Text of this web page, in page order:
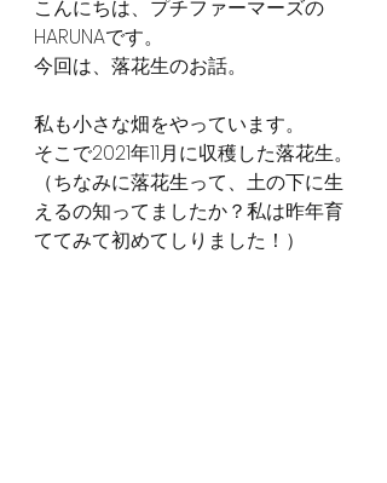
こんにちは、プチファーマーズの
HARUNAです。
今回は、落花生のお話。
私も小さな畑をやっています。
そこで2021年11月に収穫した落花生。
（ちなみに落花生って、土の下に生
えるの知ってましたか？私は昨年育
ててみて初めてしりました！）